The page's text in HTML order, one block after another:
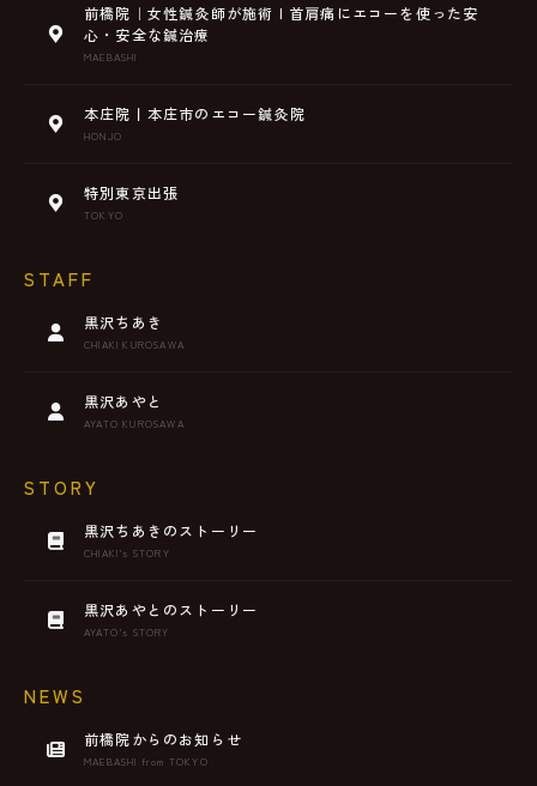
前橋院｜女性鍼灸師が施術 | 首肩痛にエコーを使った安
心・安全な鍼治療
MAEBASHI
本庄院丨本庄市のエコー鍼灸院
HONJO
特別東京出張
TOKYO
STAFF
黒沢ちあき
CHIAKI KUROSAWA
黒沢あやと
AYATO KUROSAWA
STORY
黒沢ちあきのストーリー
CHIAKI’s STORY
黒沢あやとのストーリー
AYATO’s STORY
NEWS
前橋院からのお知らせ
MAEBASHI from TOKYO